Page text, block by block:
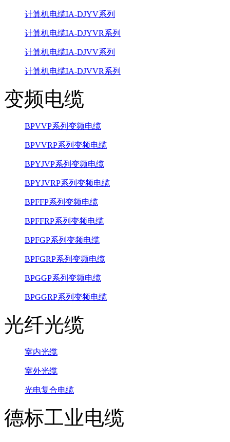
计算机电缆IA-DJYV系列
计算机电缆IA-DJYVR系列
计算机电缆IA-DJVV系列
计算机电缆IA-DJVVR系列
变频电缆
BPVVP系列变频电缆
BPVVRP系列变频电缆
BPYJVP系列变频电缆
BPYJVRP系列变频电缆
BPFFP系列变频电缆
BPFFRP系列变频电缆
BPFGP系列变频电缆
BPFGRP系列变频电缆
BPGGP系列变频电缆
BPGGRP系列变频电缆
光纤光缆
室内光缆
室外光缆
光电复合电缆
德标工业电缆